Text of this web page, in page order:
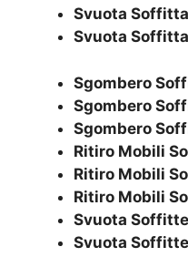
Svuota Soffitta
Svuota
Sgombero
Sgombero
Sgombero
Ritiro Mobili
Ritiro Mobili
Ritiro Mobili
Svuota Soffitte
Svuota